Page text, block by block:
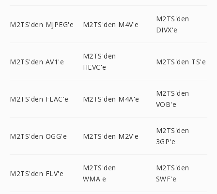
M2TS'den MJPEG'e M2TS'den M4V'e
M2TS'den
DIVX'e
M2TS'den AV1'e
M2TS'den
HEVC'e
M2TS'den TS'e
M2TS'den FLAC'e M2TS'den M4A'e
M2TS'den
VOB'e
M2TS'den OGG'e M2TS'den M2V'e
M2TS'den
3GP'e
M2TS'den FLV'e
M2TS'den
WMA'e
M2TS'den
SWF'e